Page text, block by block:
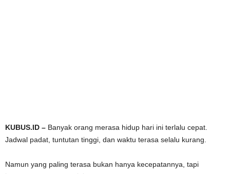
KUBUS.ID – Banyak orang merasa hidup hari ini terlalu cepat.
Jadwal padat, tuntutan tinggi, dan waktu terasa selalu kurang.
Namun yang paling terasa bukan hanya kecepatannya, tapi